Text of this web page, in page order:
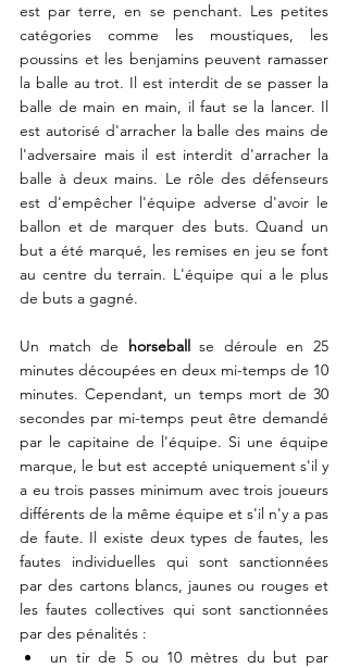
est par terre, en se penchant. Les petites
catégories comme les moustiques, les
poussins et les benjamins peuvent ramasser
la balle au trot. Il est interdit de se passer la
balle de main en main, il faut se la lancer. Il
est autorisé d'arracher la balle des mains de
l'adversaire mais il est interdit d'arracher la
balle à deux mains. Le rôle des défenseurs
est d'empêcher l'équipe adverse d'avoir le
ballon et de marquer des buts. Quand un
but a été marqué, les remises en jeu se font
au centre du terrain. L'équipe qui a le plus
de buts a gagné.
Un match de horseball se déroule en 25
minutes découpées en deux mi-temps de 10
minutes. Cependant, un temps mort de 30
secondes par mi-temps peut être demandé
par le capitaine de l'équipe. Si une équipe
marque, le but est accepté uniquement s'il y
a eu trois passes minimum avec trois joueurs
différents de la même équipe et s'il n'y a pas
de faute. Il existe deux types de fautes, les
fautes individuelles qui sont sanctionnées
par des cartons blancs, jaunes ou rouges et
les fautes collectives qui sont sanctionnées
par des pénalités :
un tir de 5 ou 10 mètres du but par